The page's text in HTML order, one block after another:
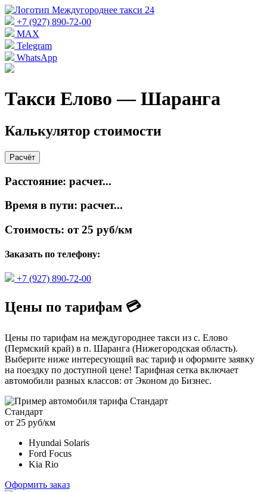
+7 (927) 890-72-00
MAX
Telegram
WhatsApp
Такси Елово — Шаранга
Калькулятор стоимости
Расчёт
Расстояние: расчет...
Время в пути: расчет...
Стоимость: от 25 руб/км
Заказать по телефону:
+7 (927) 890-72-00
Цены по тарифам 💳
Цены по тарифам на междугороднее такси из с. Елово
(Пермский край) в п. Шаранга (Нижегородская область).
Выберите ниже интересующий вас тариф и оформите заявку
на поездку по доступной цене! Тарифная сетка включает
автомобили разных классов: от Эконом до Бизнес.
Стандарт
от 25 руб/км
Hyundai Solaris
Ford Focus
Kia Rio
Оформить заказ